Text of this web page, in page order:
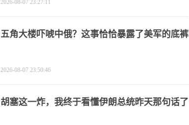
2026-08-07 23:27:11
五角大楼吓唬中俄？这事恰恰暴露了美军的底裤
2026-08-07 23:50:46
胡塞这一炸，我终于看懂伊朗总统昨天那句话了